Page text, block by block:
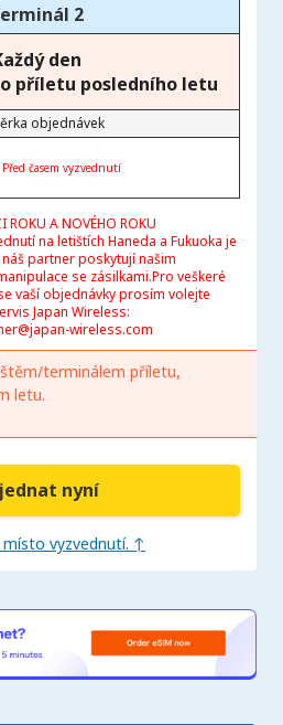
2
den
příletu posledního letu
objednávek
časem vyzvednutí
ROKU A NOVÉHO ROKU
na letištích Haneda a Fukuoka je
náš partner poskytují našim
se zásilkami.Pro veškeré
vaší objednávky prosím volejte
Japan Wireless:
wireless.com
terminálem příletu,
letu.
nyní
vyzvednutí. ↑